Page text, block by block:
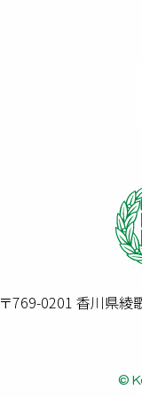
〒769-0201 香川県
©